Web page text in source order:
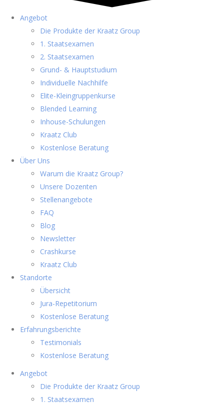
Angebot
Die Produkte der Kraatz Group
1. Staatsexamen
2. Staatsexamen
Grund- & Hauptstudium
Individuelle Nachhilfe
Elite-Kleingruppenkurse
Blended Learning
Inhouse-Schulungen
Kraatz Club
Kostenlose Beratung
Über Uns
Warum die Kraatz Group?
Unsere Dozenten
Stellenangebote
FAQ
Blog
Newsletter
Crashkurse
Kraatz Club
Standorte
Übersicht
Jura-Repetitorium
Kostenlose Beratung
Erfahrungsberichte
Testimonials
Kostenlose Beratung
Angebot
Die Produkte der Kraatz Group
1. Staatsexamen